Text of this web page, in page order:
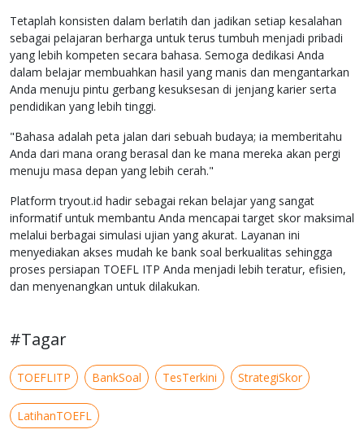
Tetaplah konsisten dalam berlatih dan jadikan setiap kesalahan
sebagai pelajaran berharga untuk terus tumbuh menjadi pribadi
yang lebih kompeten secara bahasa. Semoga dedikasi Anda
dalam belajar membuahkan hasil yang manis dan mengantarkan
Anda menuju pintu gerbang kesuksesan di jenjang karier serta
pendidikan yang lebih tinggi.
"Bahasa adalah peta jalan dari sebuah budaya; ia memberitahu
Anda dari mana orang berasal dan ke mana mereka akan pergi
menuju masa depan yang lebih cerah."
Platform tryout.id hadir sebagai rekan belajar yang sangat
informatif untuk membantu Anda mencapai target skor maksimal
melalui berbagai simulasi ujian yang akurat. Layanan ini
menyediakan akses mudah ke bank soal berkualitas sehingga
proses persiapan TOEFL ITP Anda menjadi lebih teratur, efisien,
dan menyenangkan untuk dilakukan.
#Tagar
TOEFLITP BankSoal TesTerkini StrategiSkor
LatihanTOEFL